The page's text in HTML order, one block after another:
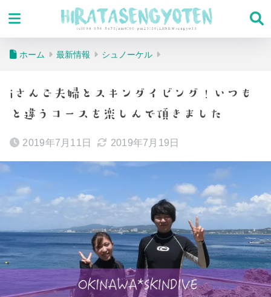
ホーム 最新情報 シュノーケル
iさんご夫婦とスキンダイビング！いつも
と違うコースを楽しんで頂きました
2019年7月11日 2019年7月19日